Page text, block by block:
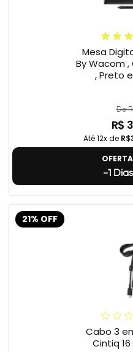
Mesa
By Wacom ,
, Preto
De
R$
Até 12x de
-1
21% OFF
Cabo 3
Cintiq 16